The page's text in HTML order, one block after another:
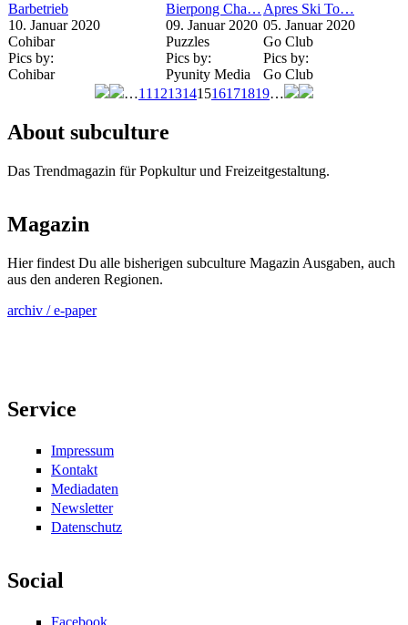
Barbetrieb
10. Januar 2020
Cohibar
Pics by:
Cohibar
Bierpong Cha…
09. Januar 2020
Puzzles
Pics by:
Pyunity Media
Apres Ski To…
05. Januar 2020
Go Club
Pics by:
Go Club
…11 1213141516171819…
About subculture
Das Trendmagazin für Popkultur und Freizeitgestaltung.
Magazin
Hier findest Du alle bisherigen subculture Magazin Ausgaben, auch
aus den anderen Regionen.
archiv / e-paper
Service
Impressum
Kontakt
Mediadaten
Newsletter
Datenschutz
Social